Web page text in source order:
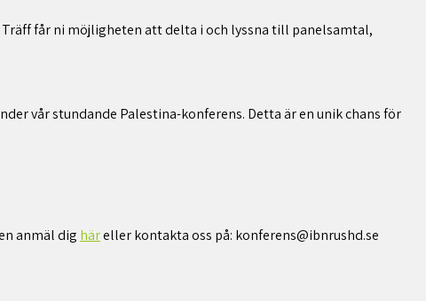
får ni möjligheten att delta i och lyssna till panelsamtal,
vår stundande Palestina-konferens. Detta är en unik chans för
anmäl dig häreller kontakta oss på: konferens@ibnrushd.se